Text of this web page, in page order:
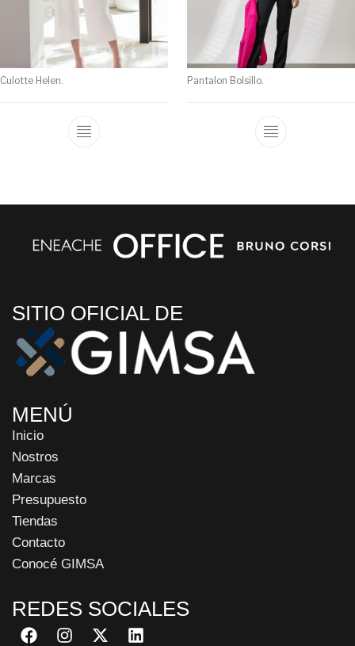
Culotte Helen. Pantalon Bolsillo.
SITIO OFICIAL DE
MENÚ
Inicio
Nostros
Marcas
Presupuesto
Tiendas
Contacto
Conocé GIMSA
REDES SOCIALES